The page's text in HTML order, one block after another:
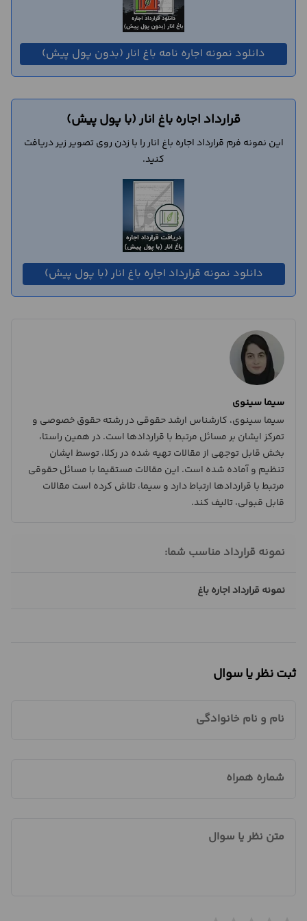
دانلود نمونه اجاره نامه باغ انار (بدون پول پیش)
قرارداد اجاره باغ انار (با پول پیش)
این نمونه فرم قرارداد اجاره باغ انار را با زدن روی تصویر زیر دریافت
کنید.
دانلود نمونه قرارداد اجاره باغ انار (با پول پیش)
سیما سینوی
سیما سینوی، کارشناس ارشد حقوقی در رشته حقوق خصوصی و
تمرکز ایشان بر مسائل مرتبط با قراردادها است. در همین راستا،
بخش قابل توجهی از مقالات تهیه شده در رکلا، توسط ایشان
تنظیم و آماده شده است. این مقالات مستقیما با مسائل حقوقی
مرتبط با قراردادها ارتباط دارد و سیما، تلاش کرده است مقالات
قابل قبولی، تالیف کند.
نمونه قرارداد مناسب شما:
نمونه قرارداد اجاره باغ
ثبت نظر یا سوال
نام و نام خانوادگی
شماره همراه
متن نظر یا سوال